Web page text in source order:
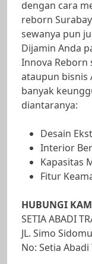
dengan cara
reborn
sewanya pun
Dijamin Anda
Innova Reborn
ataupun bisnis
banyak
diantaranya:
Desain
Interior
Kapasitas
Fitur
HUBUNGI
SETIA ABADI
JL. Simo
No: Setia